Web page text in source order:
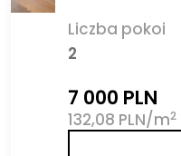
Liczba pokoi
2
7 000 PLN
132,08 PLN/m2